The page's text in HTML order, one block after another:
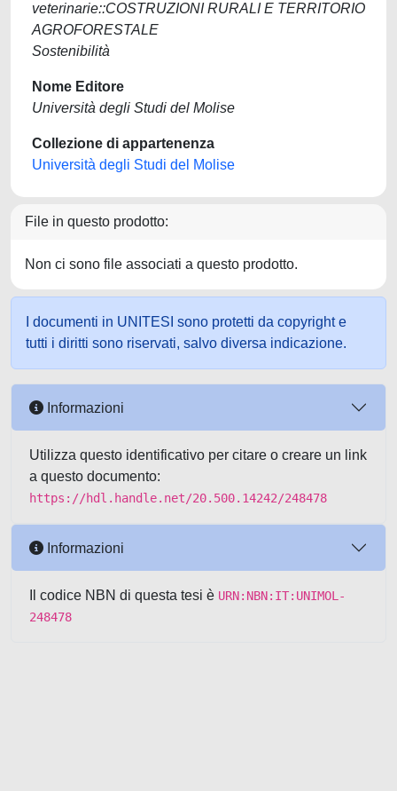
veterinarie::COSTRUZIONI RURALI E TERRITORIO
AGROFORESTALE
Sostenibilità
Nome Editore
Università degli Studi del Molise
Collezione di appartenenza
Università degli Studi del Molise
File in questo prodotto:
Non ci sono file associati a questo prodotto.
I documenti in UNITESI sono protetti da copyright e
tutti i diritti sono riservati, salvo diversa indicazione.
Informazioni
Utilizza questo identificativo per citare o creare un link
a questo documento:
https://hdl.handle.net/20.500.14242/248478
Informazioni
Il codice NBN di questa tesi è URN:NBN:IT:UNIMOL-
248478